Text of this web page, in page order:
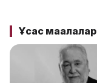
Ұқсас мақалалар